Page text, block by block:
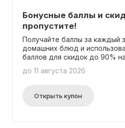
Бонусные баллы и
пропустите!
Получайте баллы за каждый
домашних блюд и
баллов для скидок до 90%
до 11 августа 2026
Открыть купон